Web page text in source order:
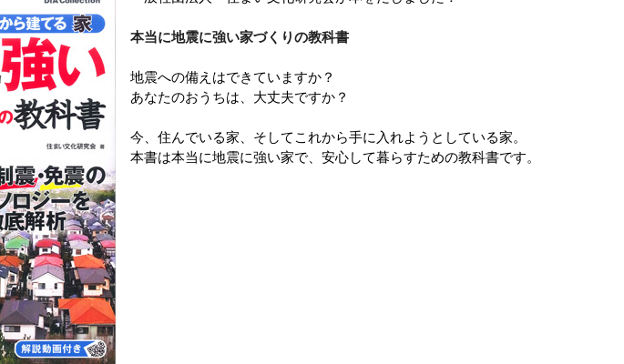
本当に地震に強い家づくりの教科書
地震への備えはできていますか？
あなたのおうちは、大丈夫ですか？
今、住んでいる家、そしてこれから手に入れようとしている家。
本書は本当に地震に強い家で、安心して暮らすための教科書です。